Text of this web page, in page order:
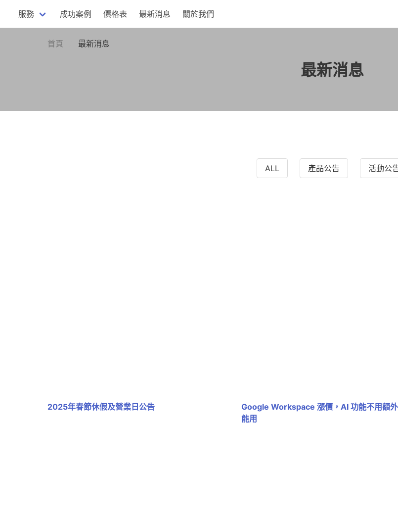
服務 成功案例 價格表 最新消息 關於我們
首頁 最新消息
最新消息
ALL 產品公告 活動公
2025年春節休假及營業日公告
Google Workspace 漲價，AI 功能不用額
能用